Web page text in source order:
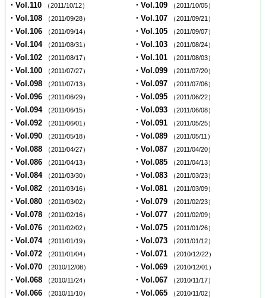
・Vol.110 （2011/10/12） ・Vol.109 （2011/10/05）
・Vol.108 （2011/09/28） ・Vol.107 （2011/09/21）
・Vol.106 （2011/09/14） ・Vol.105 （2011/09/07）
・Vol.104 （2011/08/31） ・Vol.103 （2011/08/24）
・Vol.102 （2011/08/17） ・Vol.101 （2011/08/03）
・Vol.100 （2011/07/27） ・Vol.099 （2011/07/20）
・Vol.098 （2011/07/13） ・Vol.097 （2011/07/06）
・Vol.096 （2011/06/29） ・Vol.095 （2011/06/22）
・Vol.094 （2011/06/15） ・Vol.093 （2011/06/08）
・Vol.092 （2011/06/01） ・Vol.091 （2011/05/25）
・Vol.090 （2011/05/18） ・Vol.089 （2011/05/11）
・Vol.088 （2011/04/27） ・Vol.087 （2011/04/20）
・Vol.086 （2011/04/13） ・Vol.085 （2011/04/13）
・Vol.084 （2011/03/30） ・Vol.083 （2011/03/23）
・Vol.082 （2011/03/16） ・Vol.081 （2011/03/09）
・Vol.080 （2011/03/02） ・Vol.079 （2011/02/23）
・Vol.078 （2011/02/16） ・Vol.077 （2011/02/09）
・Vol.076 （2011/02/02） ・Vol.075 （2011/01/26）
・Vol.074 （2011/01/19） ・Vol.073 （2011/01/12）
・Vol.072 （2011/01/04） ・Vol.071 （2010/12/22）
・Vol.070 （2010/12/08） ・Vol.069 （2010/12/01）
・Vol.068 （2010/11/24） ・Vol.067 （2010/11/17）
・Vol.066 （2010/11/10） ・Vol.065 （2010/11/02）